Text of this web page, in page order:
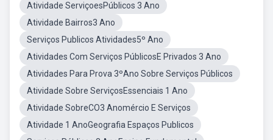
Atividade ServiçoesPúblicos 3 Ano
Atividade Bairros3 Ano
Serviços Publicos Atividades5º Ano
Atividades Com Serviços PúblicosE Privados 3 Ano
Atividades Para Prova 3ºAno Sobre Serviços Públicos
Atividade Sobre ServiçosEssenciais 1 Ano
Atividade SobreCO3 Anomércio E Serviços
Atividade 1 AnoGeografia Espaços Publicos